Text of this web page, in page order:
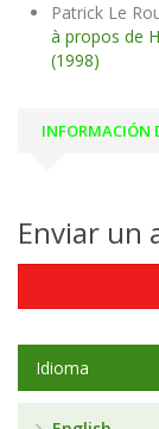
Patrick Le
à propos de
(1998)
INFORMACIÓN
Enviar un
Idioma